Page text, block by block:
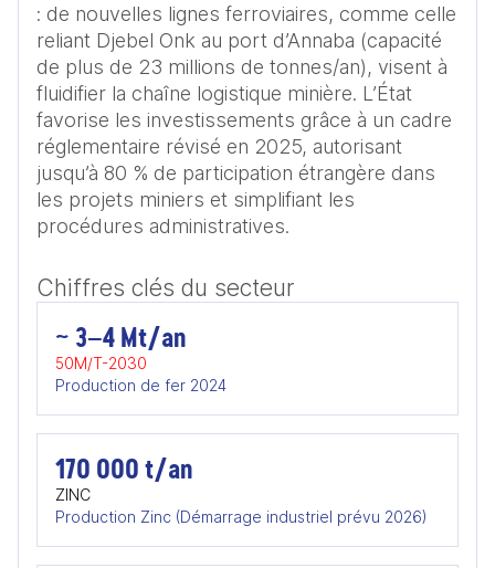
: de nouvelles lignes ferroviaires, comme celle
reliant Djebel Onk au port d’Annaba (capacité
de plus de 23 millions de tonnes/an), visent à
fluidifier la chaîne logistique minière. L’État
favorise les investissements grâce à un cadre
réglementaire révisé en 2025, autorisant
jusqu’à 80 % de participation étrangère dans
les projets miniers et simplifiant les
procédures administratives.
Chiffres clés du secteur
~ 3–4 Mt/an
50M/T-2030
Production de fer 2024
170 000 t/an
ZINC
Production Zinc (Démarrage industriel prévu 2026)